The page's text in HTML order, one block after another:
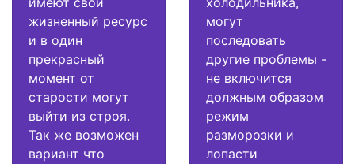
жизненный ресурс
и в один
прекрасный
момент от
старости могут
выйти из строя.
Так же возможен
вариант что
могут
последовать
другие проблемы -
не включится
должным образом
режим
разморозки и
лопасти